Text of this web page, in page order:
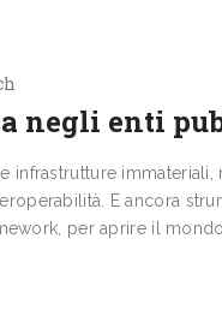
negli enti
immateriali,
E ancora
per aprire il